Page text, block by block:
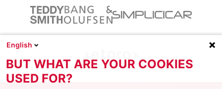
English
BUT WHAT ARE YOUR COOKIES
USED FOR?